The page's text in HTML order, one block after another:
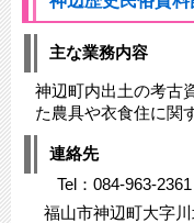
主な業務内容
神辺町内出土の考古
た農具や衣食住に関
連絡先
Tel：084-963-2361
福山市神辺町大字